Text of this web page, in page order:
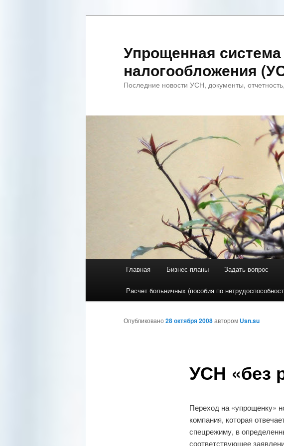
Упрощенная система
налогообложения
Последние новости УСН, документы,
Перейти к основному содержимому
Перейти к дополнительному содержимому
Главная Бизнес-планы Задать вопрос
Расчет больничных (пособия по
УСН «без
Опубликовано 28 октября 2008автором Usn.su
Переход на «упрощенку»
компания, которая
спецрежиму, в
соответствующее